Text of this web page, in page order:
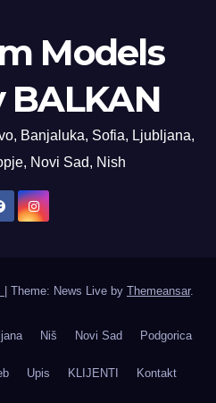
Models
Banjaluka, Sofia, Ljubljana,
Novi Sad, Nish
Theme: News Live by Themeansar.
Niš Novi Sad Podgorica
Upis KLIJENTI Kontakt